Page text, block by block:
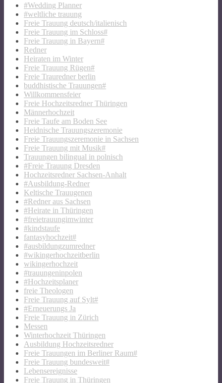
#Wedding Planner
#weltliche trauung
Freie Trauung deutsch/italienisch
Freie Trauung im Schloss#
Freie Trauung in Bayern#
Redner
Heiraten im Winter
Freie Trauung Rügen#
Freie Trauredner berlin
buddhistische Trauungen#
Willkommensfeier
Freie Hochzeitsredner Thüringen
Männerhochzeit
Freie Taufe am Boden See
Heidnische Trauungszeremonie
Freie Trauungszeremonie in Sachsen
Freie Trauung mit Musik#
Trauungen bilingual in polnisch
#Freie Trauung Dresden
Hochzeitsredner Sachsen-Anhalt
#Ausbildung-Redner
Keltische Trauugenen
#Redner aus Sachsen
#Heirate in Thüringen
#freietrauungimwinter
#kindstaufe
fantasyhochzeit#
#ausbildungzumredner
#wikingerhochzeitberlin
wikingerhochzeit
#trauungeninpolen
#Hochzeitsplaner
freie Theologen
Freie Trauung auf Sylt#
#Erneuerungs Ja
Freie Trauung in Zürich
Messen
Winterhochzeit Thüringen
Ausbildung Hochzeitsredner
Freie Trauungen im Berliner Raum#
Freie Trauung bundesweit#
Lebensereignisse
Freie Trauung in Thüringen